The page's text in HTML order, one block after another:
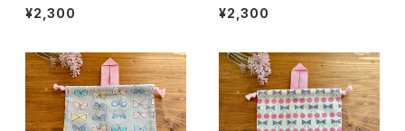
613＊363＊anone
¥2,300
617＊371＊anone
¥2,300